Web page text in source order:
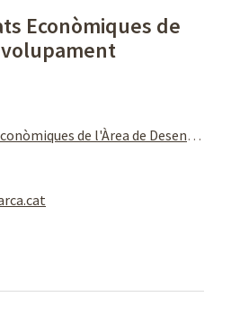
Econòmiques de
de l'Àrea de Desenvolupament Econòmic